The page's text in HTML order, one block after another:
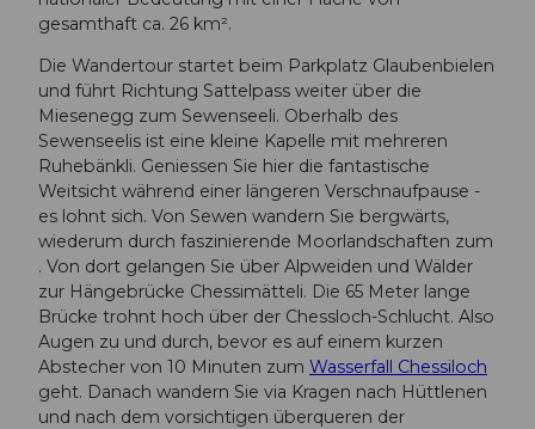
gesamthaft ca. 26 km².
Die Wandertour startet beim Parkplatz Glaubenbielen
und führt Richtung Sattelpass weiter über die
Miesenegg zum Sewenseeli. Oberhalb des
Sewenseelis ist eine kleine Kapelle mit mehreren
Ruhebänkli. Geniessen Sie hier die fantastische
Weitsicht während einer längeren Verschnaufpause -
es lohnt sich. Von Sewen wandern Sie bergwärts,
wiederum durch faszinierende Moorlandschaften zum
. Von dort gelangen Sie über Alpweiden und Wälder
zur Hängebrücke Chessimätteli. Die 65 Meter lange
Brücke trohnt hoch über der Chessloch-Schlucht. Also
Augen zu und durch, bevor es auf einem kurzen
Abstecher von 10 Minuten zum Wasserfall Chessiloch
geht. Danach wandern Sie via Kragen nach Hüttlenen
und nach dem vorsichtigen überqueren der